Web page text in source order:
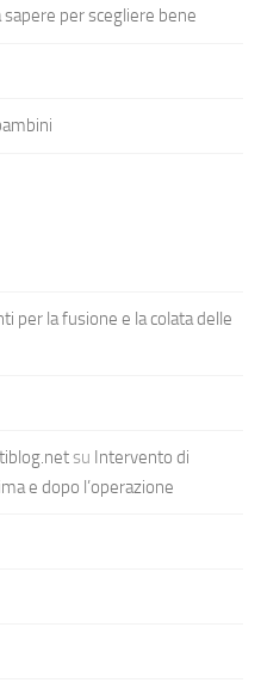
per scegliere bene
per la fusione e la colata delle
su Intervento di
e dopo l’operazione